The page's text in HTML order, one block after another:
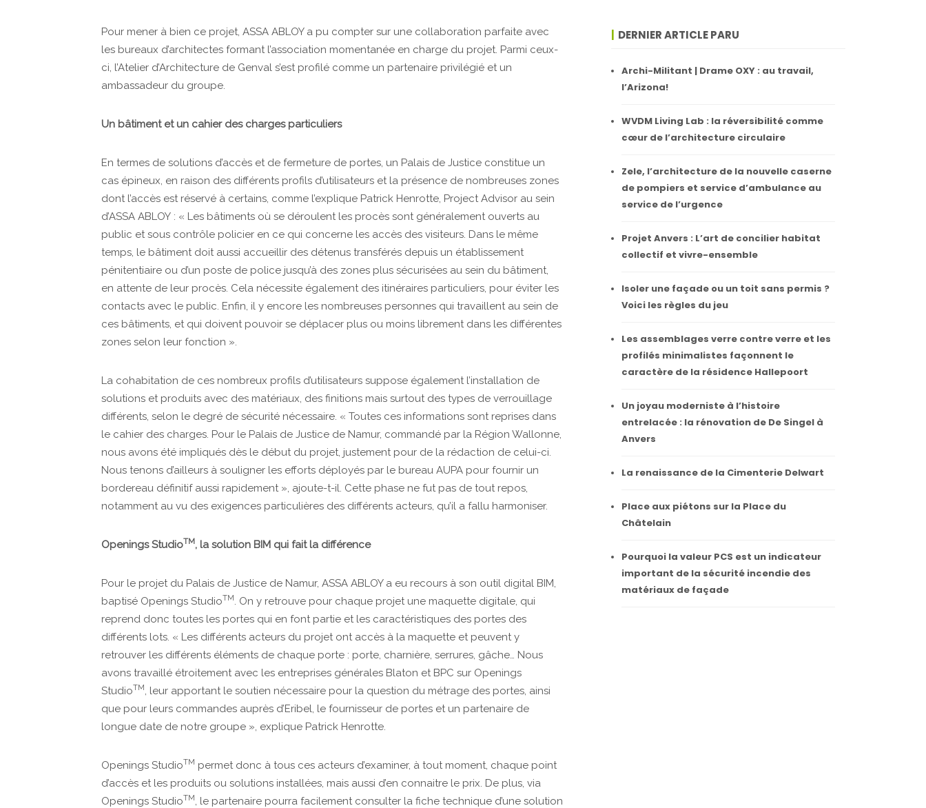
Pour mener à bien ce projet, ASSA ABLOY a pu compter sur une collaboration parfaite avec
les bureaux d’architectes formant l’association momentanée en charge du projet. Parmi ceux-
ci, l’Atelier d’Architecture de Genval s’est profilé comme un partenaire privilégié et un
ambassadeur du groupe.
Un bâtiment et un cahier des charges particuliers
En termes de solutions d’accès et de fermeture de portes, un Palais de Justice constitue un
cas épineux, en raison des différents profils d’utilisateurs et la présence de nombreuses zones
dont l’accès est réservé à certains, comme l’explique Patrick Henrotte, Project Advisor au sein
d’ASSA ABLOY : « Les bâtiments où se déroulent les procès sont généralement ouverts au
public et sous contrôle policier en ce qui concerne les accès des visiteurs. Dans le même
temps, le bâtiment doit aussi accueillir des détenus transférés depuis un établissement
pénitentiaire ou d’un poste de police jusqu’à des zones plus sécurisées au sein du bâtiment,
en attente de leur procès. Cela nécessite également des itinéraires particuliers, pour éviter les
contacts avec le public. Enfin, il y encore les nombreuses personnes qui travaillent au sein de
ces bâtiments, et qui doivent pouvoir se déplacer plus ou moins librement dans les différentes
zones selon leur fonction ».
La cohabitation de ces nombreux profils d’utilisateurs suppose également l’installation de
solutions et produits avec des matériaux, des finitions mais surtout des types de verrouillage
différents, selon le degré de sécurité nécessaire. « Toutes ces informations sont reprises dans
le cahier des charges. Pour le Palais de Justice de Namur, commandé par la Région Wallonne,
nous avons été impliqués dès le début du projet, justement pour de la rédaction de celui-ci.
Nous tenons d’ailleurs à souligner les efforts déployés par le bureau AUPA pour fournir un
bordereau définitif aussi rapidement », ajoute-t-il. Cette phase ne fut pas de tout repos,
notamment au vu des exigences particulières des différents acteurs, qu’il a fallu harmoniser.
Openings StudioTM, la solution BIM qui fait la différence
Pour le projet du Palais de Justice de Namur, ASSA ABLOY a eu recours à son outil digital BIM,
baptisé Openings StudioTM. On y retrouve pour chaque projet une maquette digitale, qui
reprend donc toutes les portes qui en font partie et les caractéristiques des portes des
différents lots. « Les différents acteurs du projet ont accès à la maquette et peuvent y
retrouver les différents éléments de chaque porte : porte, charnière, serrures, gâche… Nous
avons travaillé étroitement avec les entreprises générales Blaton et BPC sur Openings
StudioTM, leur apportant le soutien nécessaire pour la question du métrage des portes, ainsi
que pour leurs commandes auprès d’Eribel, le fournisseur de portes et un partenaire de
longue date de notre groupe », explique Patrick Henrotte.
Openings StudioTM permet donc à tous ces acteurs d’examiner, à tout moment, chaque point
d’accès et les produits ou solutions installées, mais aussi d’en connaitre le prix. De plus, via
Openings StudioTM, le partenaire pourra facilement consulter la fiche technique d’une solution
DERNIER ARTICLE PARU
Archi-Militant | Drame OXY : au travail,
l’Arizona!
WVDM Living Lab : la réversibilité comme
cœur de l’architecture circulaire
Zele, l’architecture de la nouvelle caserne
de pompiers et service d’ambulance au
service de l’urgence
Projet Anvers : L’art de concilier habitat
collectif et vivre-ensemble
Isoler une façade ou un toit sans permis ?
Voici les règles du jeu
Les assemblages verre contre verre et les
profilés minimalistes façonnent le
caractère de la résidence Hallepoort
Un joyau moderniste à l’histoire
entrelacée : la rénovation de De Singel à
Anvers
La renaissance de la Cimenterie Delwart
Place aux piétons sur la Place du
Châtelain
Pourquoi la valeur PCS est un indicateur
important de la sécurité incendie des
matériaux de façade